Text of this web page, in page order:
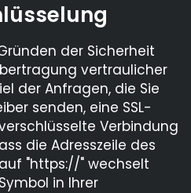
der Sicherheit
vertraulicher
der Anfragen, die Sie
senden, eine SSL-
Verbindung
die Adresszeile des
"https://" wechselt
in Ihrer